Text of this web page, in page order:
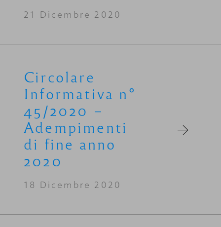
21 Dicembre 2020
Circolare
Informativa n°
45/2020 –
Adempimenti
di fine anno
2020
18 Dicembre 2020